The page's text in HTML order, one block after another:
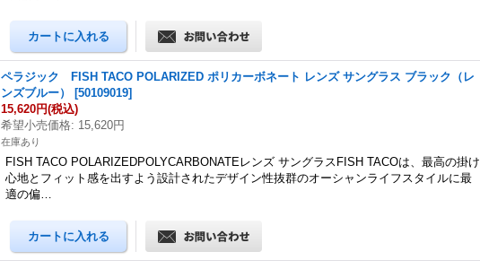
ペラジック FISH TACO POLARIZED ポリカーボネート レンズ サングラス ブラック（レ
ンズブルー）
[50109019]
15,620円(税込)
希望小売価格: 15,620円
在庫あり
FISH TACO POLARIZEDPOLYCARBONATEレンズ サングラスFISH TACOは、最高の掛け
心地とフィット感を出すよう設計されたデザイン性抜群のオーシャンライフスタイルに最
適の偏…